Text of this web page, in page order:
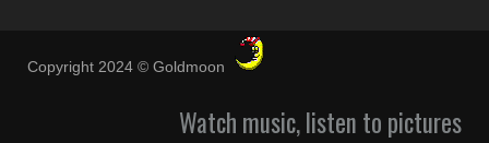
Copyright 2024 © Goldmoon
Watch music, listen to pictures